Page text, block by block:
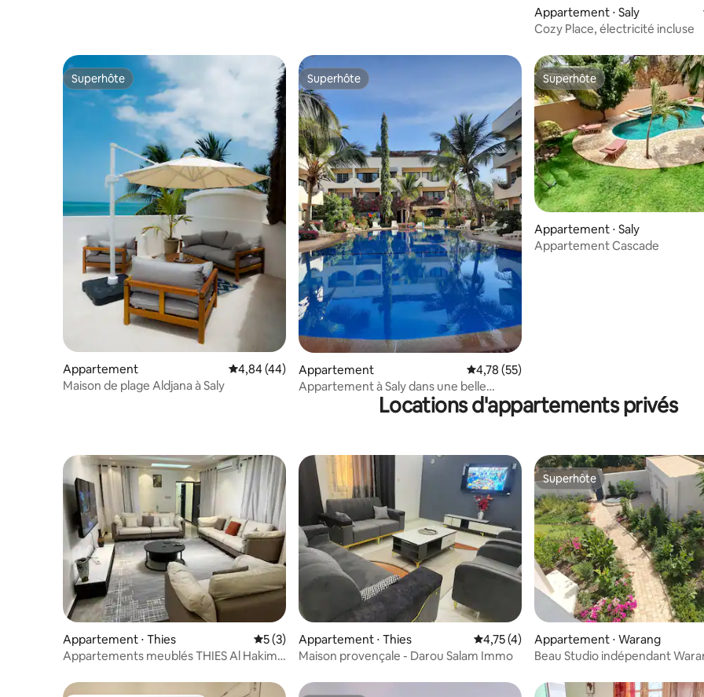
Appartement ⋅ Saly
Cozy Place, électricité incluse
Superhôte
Superhôte
Appartement Évaluation moyenne sur la base de 44 commentaires : 4,84 sur 5
4,84 (44)
Maison de plage Aldjana à Saly
Superhôte
Superhôte
Appartement Évaluation moyenne sur la base de 55
4,78 (55)
Appartement à Saly dans une belle
Superhôte
Superhôte
Appartement ⋅ Saly
Appartement Cascade
Locations d'appartements privés
Appartement ⋅ Thies Évaluation moyenne sur la base de 3 commentaires : 5 sur 5
5 (3)
Appartements meublés THIES Al Hakim
Appartement ⋅ Thies Évaluation moyenne sur la base de 4
4,75 (4)
Maison provençale - Darou Salam Immo
Superhôte
Superhôte
Appartement ⋅ Warang
Beau Studio indépendant